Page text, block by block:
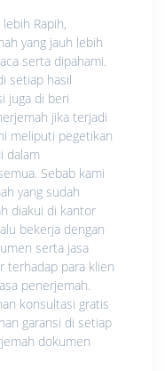
Rapih,
yang jauh lebih
serta dipahami.
setiap hasil
juga di beri
jika terjadi
meliputi pegetikan
dalam
Sebab kami
yang sudah
diakui di kantor
bekerja dengan
serta jasa
terhadap para klien
penerjemah.
konsultasi gratis
garansi di setiap
dokumen